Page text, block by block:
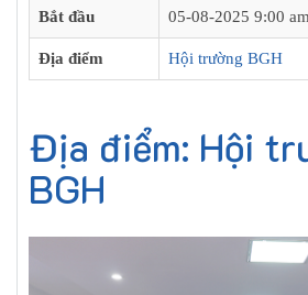
Bắt đầu 05-08-2025 9:00 am
Địa điểm Hội trường BGH
Địa điểm: Hội
BGH